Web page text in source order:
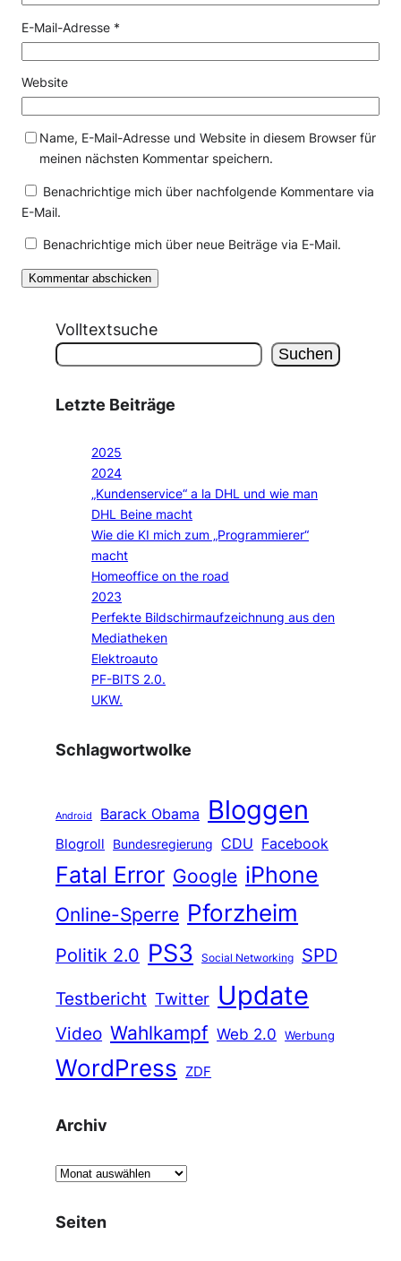
E-Mail-Adresse *
Website
Name, E-Mail-Adresse und Website in diesem Browser für
meinen nächsten Kommentar speichern.
Benachrichtige mich über nachfolgende Kommentare via
E-Mail.
Benachrichtige mich über neue Beiträge via E-Mail.
Volltextsuche
Suchen
Letzte Beiträge
2025
2024
„Kundenservice“ a la DHL und wie man
DHL Beine macht
Wie die KI mich zum „Programmierer“
macht
Homeoffice on the road
2023
Perfekte Bildschirmaufzeichnung aus den
Mediatheken
Elektroauto
PF-BITS 2.0.
UKW.
Schlagwortwolke
Android Barack Obama Bloggen
Blogroll Bundesregierung CDU Facebook
Fatal Error Google iPhone
Online-Sperre Pforzheim
Politik 2.0 PS3 Social Networking
SPD
Testbericht Twitter Update
Video Wahlkampf Web 2.0 Werbung
WordPress ZDF
Archiv
A
c
Seiten